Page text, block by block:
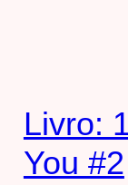
Livro:
You #2